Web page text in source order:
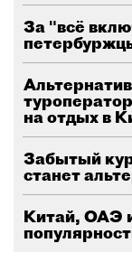
За "всё
на отдых в
Забытый
станет
Китай, ОАЭ